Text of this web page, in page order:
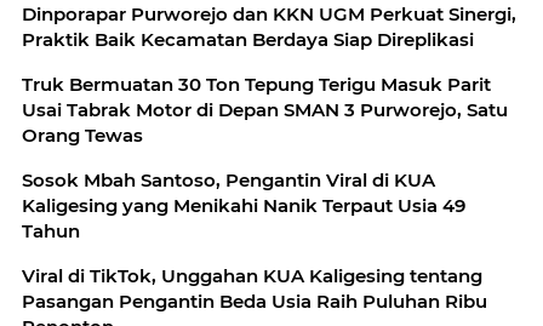
Dinporapar Purworejo dan KKN UGM Perkuat Sinergi,
Praktik Baik Kecamatan Berdaya Siap Direplikasi
Truk Bermuatan 30 Ton Tepung Terigu Masuk Parit
Usai Tabrak Motor di Depan SMAN 3 Purworejo, Satu
Orang Tewas
Sosok Mbah Santoso, Pengantin Viral di KUA
Kaligesing yang Menikahi Nanik Terpaut Usia 49
Tahun
Viral di TikTok, Unggahan KUA Kaligesing tentang
Pasangan Pengantin Beda Usia Raih Puluhan Ribu